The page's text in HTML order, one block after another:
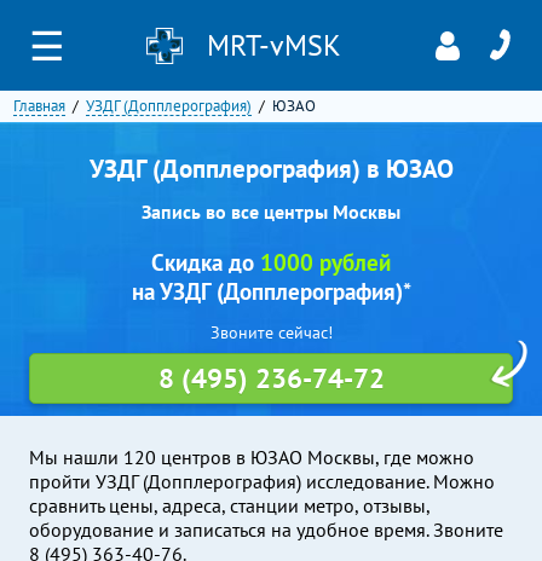
☰ MRT-vMSK
Главная УЗДГ (Допплерография) ЮЗАО
УЗДГ (Допплерография) в ЮЗАО
Запись во все центры Москвы
Мы нашли 120 центров в ЮЗАО Москвы, где можно
пройти УЗДГ (Допплерография) исследование. Можно
сравнить цены, адреса, станции метро, отзывы,
оборудование и записаться на удобное время. Звоните
8 (495) 363-40-76.
Скидка до 1000 рублей
на УЗДГ (Допплерография)*
Звоните сейчас!
8 (495) 236-74-72